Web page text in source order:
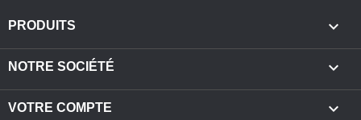
PRODUITS 
NOTRE SOCIÉTÉ 
VOTRE COMPTE 